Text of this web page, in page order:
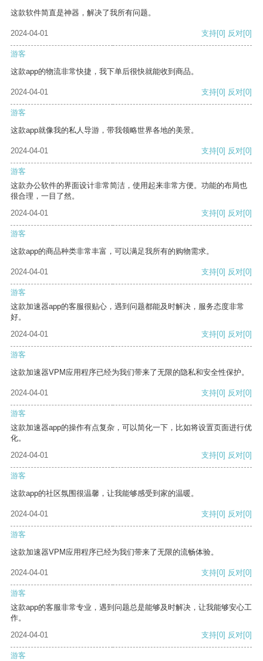
这款软件简直是神器，解决了我所有问题。
2024-04-01 支持[0] 反对[0]
游客
这款app的物流非常快捷，我下单后很快就能收到商品。
2024-04-01 支持[0] 反对[0]
游客
这款app就像我的私人导游，带我领略世界各地的美景。
2024-04-01 支持[0] 反对[0]
游客
这款办公软件的界面设计非常简洁，使用起来非常方便。功能的布局也
很合理，一目了然。
2024-04-01
支持[0] 反对[0]
游客
这款app的商品种类非常丰富，可以满足我所有的购物需求。
2024-04-01 支持[0] 反对[0]
游客
这款加速器app的客服很贴心，遇到问题都能及时解决，服务态度非常
好。
2024-04-01
支持[0] 反对[0]
游客
这款加速器VPM应用程序已经为我们带来了无限的隐私和安全性保护。
2024-04-01 支持[0] 反对[0]
游客
这款加速器app的操作有点复杂，可以简化一下，比如将设置页面进行优
化。
2024-04-01
支持[0] 反对[0]
游客
这款app的社区氛围很温馨，让我能够感受到家的温暖。
2024-04-01 支持[0] 反对[0]
游客
这款加速器VPM应用程序已经为我们带来了无限的流畅体验。
2024-04-01 支持[0] 反对[0]
游客
这款app的客服非常专业，遇到问题总是能够及时解决，让我能够安心工
作。
2024-04-01
支持[0] 反对[0]
游客